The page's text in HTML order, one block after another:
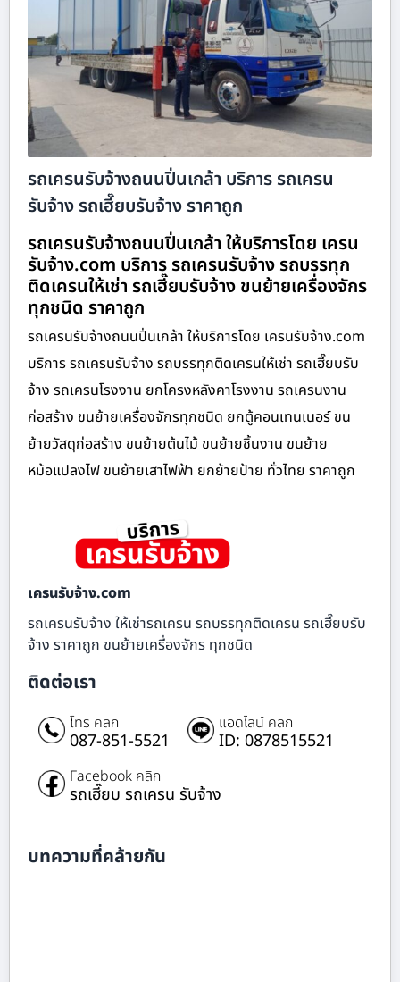
รถเครนรับจ้างถนนปิ่นเกล้า บริการ รถเครน
รับจ้าง รถเฮี๊ยบรับจ้าง ราคาถูก
รถเครนรับจ้างถนนปิ่นเกล้า ให้บริการโดย เครน
รับจ้าง.com บริการ รถเครนรับจ้าง รถบรรทุก
ติดเครนให้เช่า รถเฮี๊ยบรับจ้าง ขนย้ายเครื่องจักร
ทุกชนิด ราคาถูก
รถเครนรับจ้างถนนปิ่นเกล้า ให้บริการโดย เครนรับจ้าง.com
บริการ รถเครนรับจ้าง รถบรรทุกติดเครนให้เช่า รถเฮี๊ยบรับ
จ้าง รถเครนโรงงาน ยกโครงหลังคาโรงงาน รถเครนงาน
ก่อสร้าง ขนย้ายเครื่องจักรทุกชนิด ยกตู้คอนเทนเนอร์ ขน
ย้ายวัสดุก่อสร้าง ขนย้ายต้นไม้ ขนย้ายชิ้นงาน ขนย้าย
หม้อแปลงไฟ ขนย้ายเสาไฟฟ้า ยกย้ายป้าย ทั่วไทย ราคาถูก
เครนรับจ้าง.com
รถเครนรับจ้าง ให้เช่ารถเครน รถบรรทุกติดเครน รถเฮี๊ยบรับ
จ้าง ราคาถูก ขนย้ายเครื่องจักร ทุกชนิด
ติดต่อเรา
โทร คลิก
087-851-5521
แอดไลน์ คลิก
ID: 0878515521
Facebook คลิก
รถเฮี๊ยบ รถเครน รับจ้าง
บทความที่คล้ายกัน